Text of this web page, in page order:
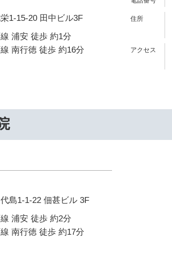
1-15-20 田中ビル3F
浦安 徒歩 約1分
南行徳 徒歩 約16分
島1-1-22 佃甚ビル 3F
浦安 徒歩 約2分
南行徳 徒歩 約17分